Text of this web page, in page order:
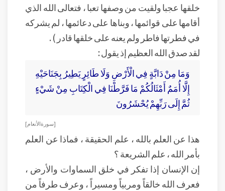
خلقها عجبا ولقيت من وصفها تعبا ، فتعالى الله الذي
أقامها على قوائمها ، وبناها على دعائمها ، لم يشركه
في فطرتها فاطر ولم يعنه على خلقها قادر ) .
لقد صدق الله العظيم إذ يقول :
وَمَا مِنْ دَابَّةٍ فِي الْأَرْضِ وَلَا طَائِرٍ يَطِيرُ بِجَنَاحَيْهِ
إِلَّا أُمَمٌ أَمْثَالُكُمْ مَا فَرَّطْنَا فِي الْكِتَابِ مِنْ شَيْءٍ
ثُمَّ إِلَى رَبِّهِمْ يُحْشَرُونَ
[ سورة الأنعام ]
هذا عن العلم بالله ، علم الحقيقة ، فماذا عن العلم
بأمر الله ، علم الشريعة ؟
إن الإنسان إذا تفكر في خلق السماوات والأرض ،
فعرف الله خالقاً ومربياً ومسيراً ، وعرف طرفاً من